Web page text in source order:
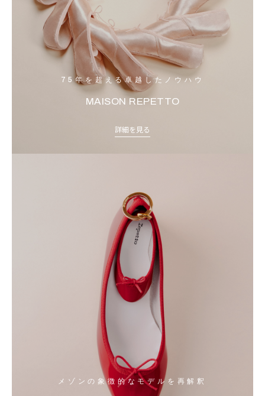
75年を超える卓越したノウハウ
MAISON REPETTO
詳細を見る
メゾンの象徴的なモデルを再解釈